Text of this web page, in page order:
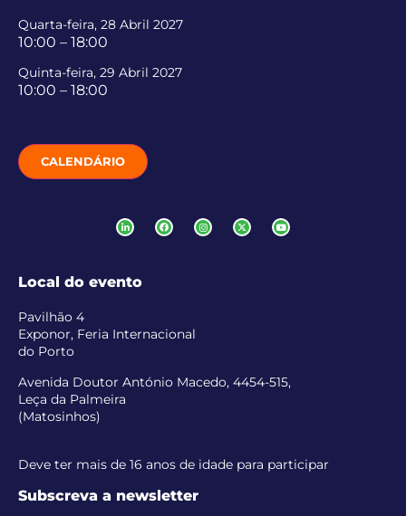
Quarta-feira, 28 Abril 2027
10:00 – 18:00
Quinta-feira, 29 Abril 2027
10:00 – 18:00
CALENDÁRIO
Local do evento
Pavilhão 4
Exponor, Feria Internacional
do Porto
Avenida Doutor António Macedo, 4454-515,
Leça da Palmeira
(Matosinhos)
Deve ter mais de 16 anos de idade para participar
Subscreva a newsletter